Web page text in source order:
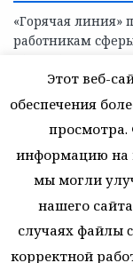
Этот веб-
обеспечения
информацию на
мы могли
нашего
случаях файлы
корректной